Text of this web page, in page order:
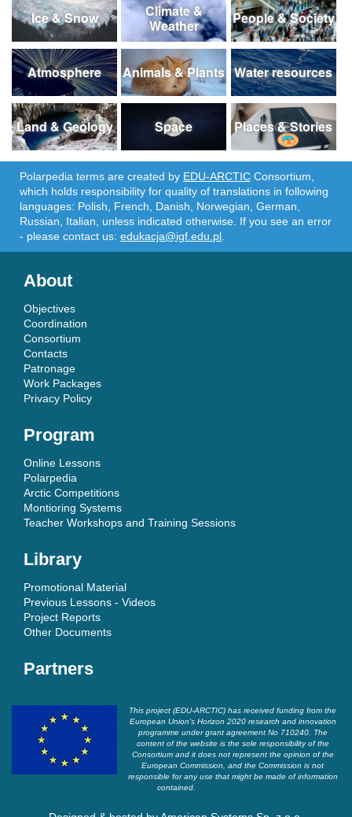
Ice & Snow
Climate &
Weather
People & Society
Atmosphere Animals & Plants Water resources
Land & Geology Space Places & Stories
Polarpedia terms are created by EDU-ARCTIC Consortium,
which holds responsibility for quality of translations in following
languages: Polish, French, Danish, Norwegian, German,
Russian, Italian, unless indicated otherwise. If you see an error
- please contact us: edukacja@igf.edu.pl
About
Objectives
Coordination
Consortium
Contacts
Patronage
Work Packages
Privacy Policy
Program
Online Lessons
Polarpedia
Arctic Competitions
Montioring Systems
Teacher Workshops and Training Sessions
Library
Promotional Material
Previous Lessons - Videos
Project Reports
Other Documents
Partners
This project (EDU-ARCTIC) has received funding from the
European Union’s Horizon 2020 research and innovation
programme under grant agreement No 710240. The
content of the website is the sole responsibility of the
Consortium and it does not represent the opinion of the
European Commission, and the Commission is not
responsible for any use that might be made of information
contained.